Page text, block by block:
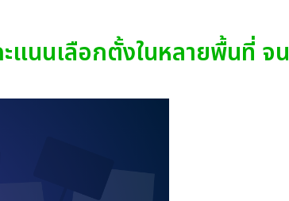
แนนเลือกตั้งในหลายพื้นที่ จน